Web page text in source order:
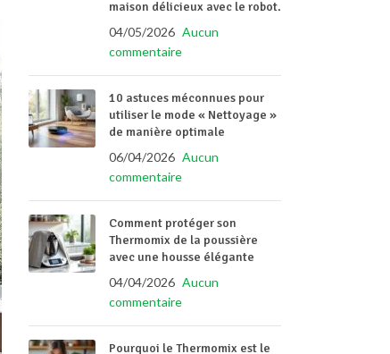
maison délicieux avec le robot.
04/05/2026 Aucun
commentaire
10 astuces méconnues pour
utiliser le mode « Nettoyage »
de manière optimale
06/04/2026 Aucun
commentaire
Comment protéger son
Thermomix de la poussière
avec une housse élégante
04/04/2026 Aucun
commentaire
Pourquoi le Thermomix est le